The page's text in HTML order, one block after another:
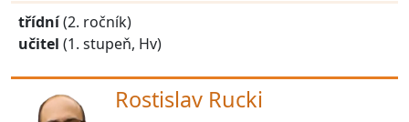
třídní(2. ročník)
učitel (1. stupeň, Hv)
Rostislav Rucki